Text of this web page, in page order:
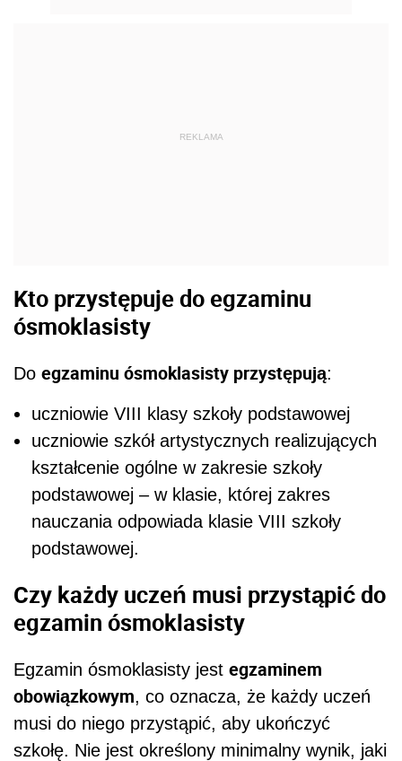
REKLAMA
Kto przystępuje do egzaminu
ósmoklasisty
Do egzaminu ósmoklasisty przystępują:
uczniowie VIII klasy szkoły podstawowej
uczniowie szkół artystycznych realizujących
kształcenie ogólne w zakresie szkoły
podstawowej – w klasie, której zakres
nauczania odpowiada klasie VIII szkoły
podstawowej.
Czy każdy uczeń musi przystąpić do
egzamin ósmoklasisty
Egzamin ósmoklasisty jest egzaminem
obowiązkowym, co oznacza, że każdy uczeń
musi do niego przystąpić, aby ukończyć
szkołę. Nie jest określony minimalny wynik, jaki